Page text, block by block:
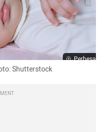
Perbesar
Shutterstock